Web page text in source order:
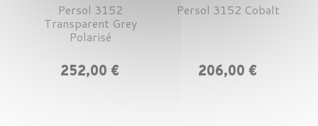
Persol 3152
Transparent Grey
Polarisé
Prix
252,00 €
Persol 3152 Cobalt
Prix
206,00 €